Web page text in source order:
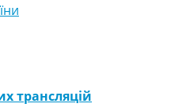
трансляцій